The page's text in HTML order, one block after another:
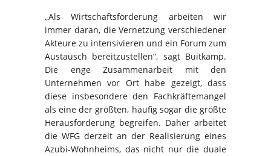
„Als Wirtschaftsförderung arbeiten wir
immer daran, die Vernetzung verschiedener
Akteure zu intensivieren und ein Forum zum
Austausch bereitzustellen“, sagt Buitkamp.
Die enge Zusammenarbeit mit den
Unternehmen vor Ort habe gezeigt, dass
diese insbesondere den Fachkräftemangel
als eine der größten, häufig sogar die größte
Herausforderung begreifen. Daher arbeitet
die WFG derzeit an der Realisierung eines
Azubi-Wohnheims, das nicht nur die duale